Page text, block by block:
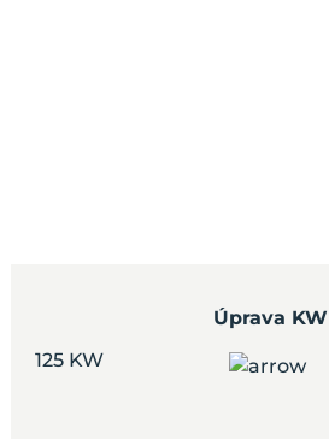
Úprava KW
125 KW